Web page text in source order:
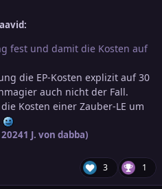
fest und damit die Kosten auf
die EP-Kosten explizit auf 30
auch nicht der Fall.
Kosten einer Zauber-LE um
1 J. von dabba)
3 1